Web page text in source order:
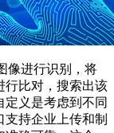
进行识别，将
行比对，搜索出该
义是考虑到不同
持企业上传和制